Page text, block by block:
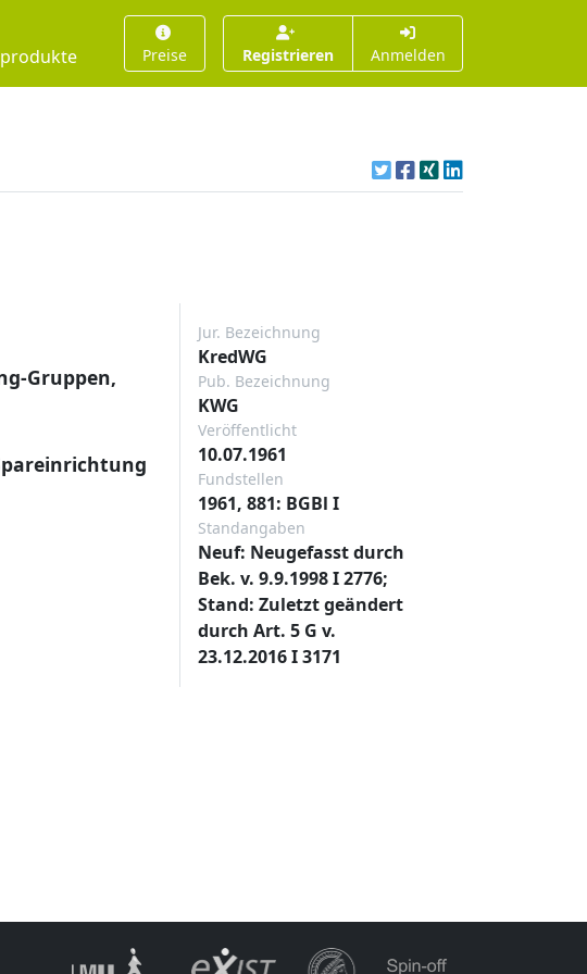
Preise Registrieren Anmelden
Gruppen,
Jur. Bezeichnung
KredWG
Pub. Bezeichnung
KWG
Veröffentlicht
10.07.1961
Fundstellen
1961, 881: BGBl I
Standangaben
Neuf: Neugefasst durch
Bek. v. 9.9.1998 I 2776;
Stand: Zuletzt geändert
durch Art. 5 G v.
23.12.2016 I 3171